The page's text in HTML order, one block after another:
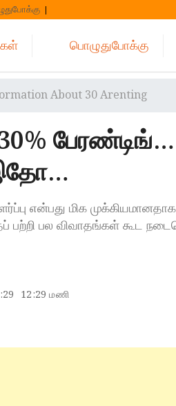
பொழுதுபோக்கு
About 30 Arenting
30%
என்பது மிக முக்கியமானதாக
பற்றி பல விவாதங்கள் கூட
12:29 மணி